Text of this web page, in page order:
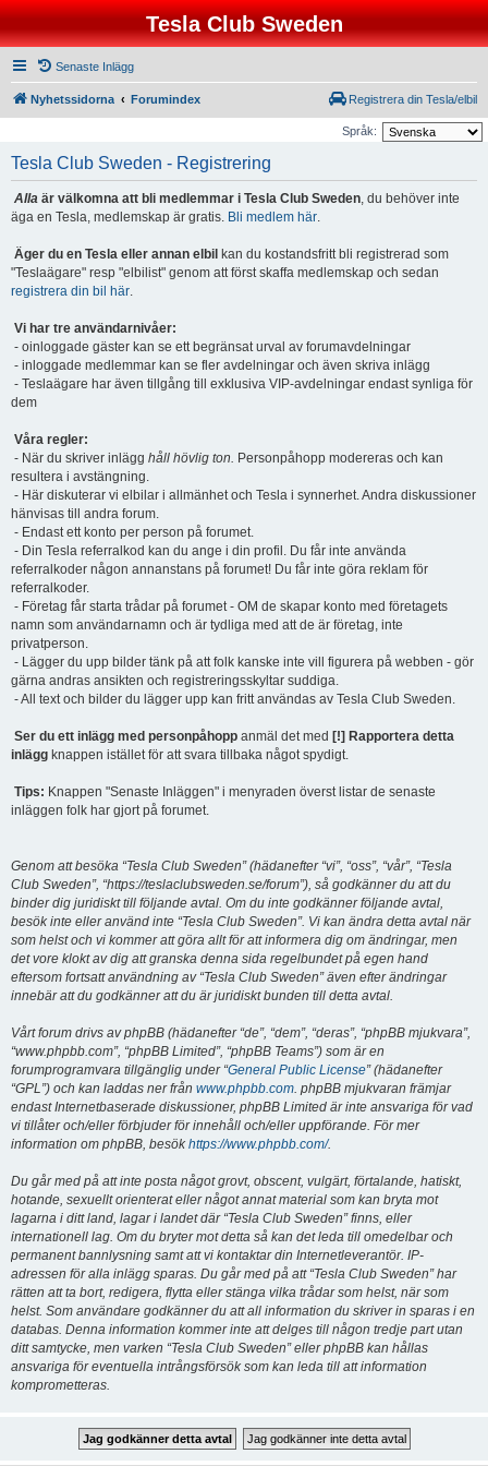
Tesla Club Sweden
Senaste Inlägg
Nyhetssidorna Forumindex Registrera din Tesla/elbil
Språk:
Tesla Club Sweden - Registrering
Alla är välkomna att bli medlemmar i Tesla Club Sweden, du behöver inte
äga en Tesla, medlemskap är gratis. Bli medlem här.
Äger du en Tesla eller annan elbil kan du kostandsfritt bli registrerad som
"Teslaägare" resp "elbilist" genom att först skaffa medlemskap och sedan
registrera din bil här.
Vi har tre användarnivåer:
- oinloggade gäster kan se ett begränsat urval av forumavdelningar
- inloggade medlemmar kan se fler avdelningar och även skriva inlägg
- Teslaägare har även tillgång till exklusiva VIP-avdelningar endast synliga för
dem
Våra regler:
- När du skriver inlägg håll hövlig ton. Personpåhopp modereras och kan
resultera i avstängning.
- Här diskuterar vi elbilar i allmänhet och Tesla i synnerhet. Andra diskussioner
hänvisas till andra forum.
- Endast ett konto per person på forumet.
- Din Tesla referralkod kan du ange i din profil. Du får inte använda
referralkoder någon annanstans på forumet! Du får inte göra reklam för
referralkoder.
- Företag får starta trådar på forumet - OM de skapar konto med företagets
namn som användarnamn och är tydliga med att de är företag, inte
privatperson.
- Lägger du upp bilder tänk på att folk kanske inte vill figurera på webben - gör
gärna andras ansikten och registreringsskyltar suddiga.
- All text och bilder du lägger upp kan fritt användas av Tesla Club Sweden.
Ser du ett inlägg med personpåhopp anmäl det med [!] Rapportera detta
inlägg knappen istället för att svara tillbaka något spydigt.
Tips: Knappen "Senaste Inläggen" i menyraden överst listar de senaste
inläggen folk har gjort på forumet.
Genom att besöka “Tesla Club Sweden” (hädanefter “vi”, “oss”, “vår”, “Tesla
Club Sweden”, “https://teslaclubsweden.se/forum”), så godkänner du att du
binder dig juridiskt till följande avtal. Om du inte godkänner följande avtal,
besök inte eller använd inte “Tesla Club Sweden”. Vi kan ändra detta avtal när
som helst och vi kommer att göra allt för att informera dig om ändringar, men
det vore klokt av dig att granska denna sida regelbundet på egen hand
eftersom fortsatt användning av “Tesla Club Sweden” även efter ändringar
innebär att du godkänner att du är juridiskt bunden till detta avtal.
Vårt forum drivs av phpBB (hädanefter “de”, “dem”, “deras”, “phpBB mjukvara”,
“www.phpbb.com”, “phpBB Limited”, “phpBB Teams”) som är en
forumprogramvara tillgänglig under “General Public License” (hädanefter
“GPL”) och kan laddas ner från www.phpbb.com. phpBB mjukvaran främjar
endast Internetbaserade diskussioner, phpBB Limited är inte ansvariga för vad
vi tillåter och/eller förbjuder för innehåll och/eller uppförande. För mer
information om phpBB, besökhttps://www.phpbb.com/.
Du går med på att inte posta något grovt, obscent, vulgärt, förtalande, hatiskt,
hotande, sexuellt orienterat eller något annat material som kan bryta mot
lagarna i ditt land, lagar i landet där “Tesla Club Sweden” finns, eller
internationell lag. Om du bryter mot detta så kan det leda till omedelbar och
permanent bannlysning samt att vi kontaktar din Internetleverantör. IP-
adressen för alla inlägg sparas. Du går med på att “Tesla Club Sweden” har
rätten att ta bort, redigera, flytta eller stänga vilka trådar som helst, när som
helst. Som användare godkänner du att all information du skriver in sparas i en
databas. Denna information kommer inte att delges till någon tredje part utan
ditt samtycke, men varken “Tesla Club Sweden” eller phpBB kan hållas
ansvariga för eventuella intrångsförsök som kan leda till att information
komprometteras.